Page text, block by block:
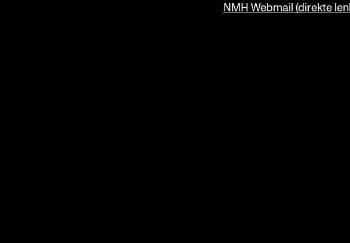
NMH Webmail (direkte